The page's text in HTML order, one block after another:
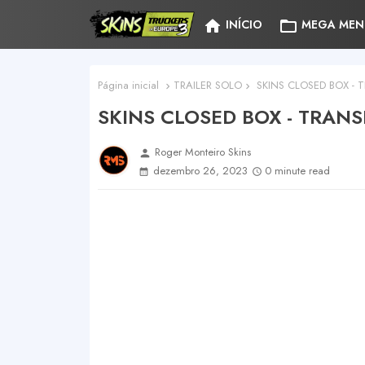
home INÍCIO folder_open MEGA
Página inicial TRAILER SOLO SKINS CLOSED BOX -
SKINS CLOSED BOX -
person Roger Monteiro Skins
dezembro 26, 2023
0 minute read